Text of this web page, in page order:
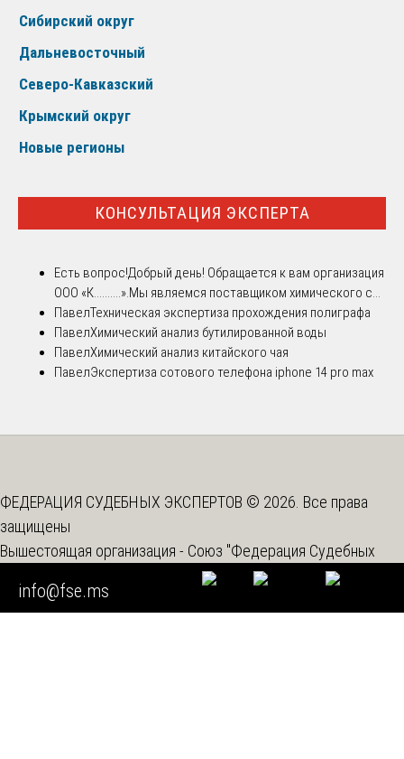
Сибирский округ
Дальневосточный
Северо-Кавказский
Крымский округ
Новые регионы
КОНСУЛЬТАЦИЯ ЭКСПЕРТА
Есть вопрос!Добрый день! Обращается к вам организация
ООО «К..........».Мы являемся поставщиком химического с...
ПавелТехническая экспертиза прохождения полиграфа
ПавелХимический анализ бутилированной воды
ПавелХимический анализ китайского чая
ПавелЭкспертиза сотового телефона iphone 14 pro max
ФЕДЕРАЦИЯ СУДЕБНЫХ ЭКСПЕРТОВ © 2026. Все права
защищены
Вышестоящая организация - Союз "Федерация Судебных
info@fse.ms